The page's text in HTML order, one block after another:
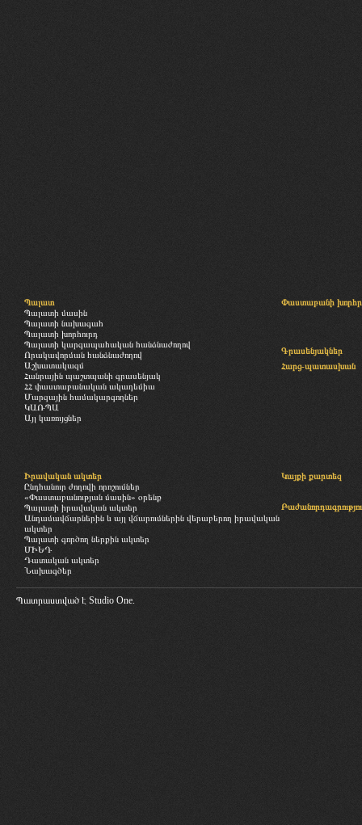
Պալատ
Պալատի մասին
Պալատի նախագահ
Պալատի խորհուրդ
Պալատի կարգապահական հանձնաժողով
Որակավորման հանձնաժողով
Աշխատակազմ
Հանրային պաշտպանի գրասենյակ
ՀՀ փաստաբանական ակադեմիա
Մարզային համակարգողներ
ԿԱՌՊԱ
Այլ կառույցներ
Փաստաբանի
Գրասենյակներ
Հարց-պատասխան
Իրավական ակտեր
Ընդհանուր ժողովի որոշումներ
«Փաստաբանության մասին» օրենք
Պալատի իրավական ակտեր
Անդամավճարներին և այլ վճարումներին վերաբերող իրավական
ակտեր
Պալատի գործող ներքին ակտեր
ՄԻԵԴ
Դատական ակտեր
Նախագծեր
Կայքի քարտեզ
Պատրաստված է Studio One.